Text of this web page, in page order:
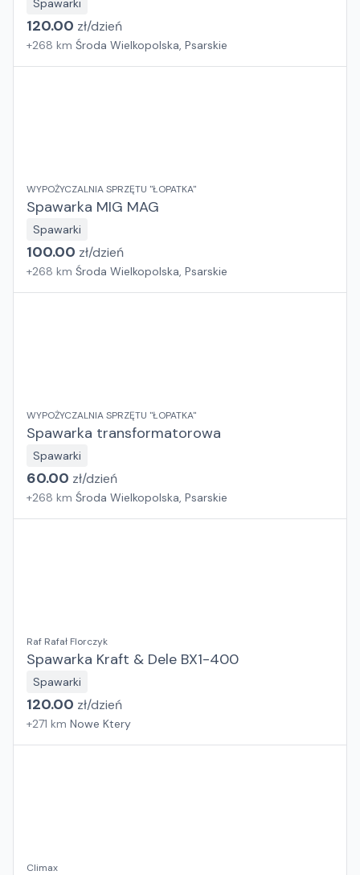
Spawarki
120.00 zł/dzień
+268 km Środa Wielkopolska, Psarskie
WYPOŻYCZALNIA SPRZĘTU "ŁOPATKA"
Spawarka MIG MAG
Spawarki
100.00 zł/dzień
+268 km Środa Wielkopolska, Psarskie
WYPOŻYCZALNIA SPRZĘTU "ŁOPATKA"
Spawarka transformatorowa
Spawarki
60.00 zł/dzień
+268 km Środa Wielkopolska, Psarskie
Raf Rafał Florczyk
Spawarka Kraft & Dele BX1-400
Spawarki
120.00 zł/dzień
+271 km Nowe Ktery
Climax